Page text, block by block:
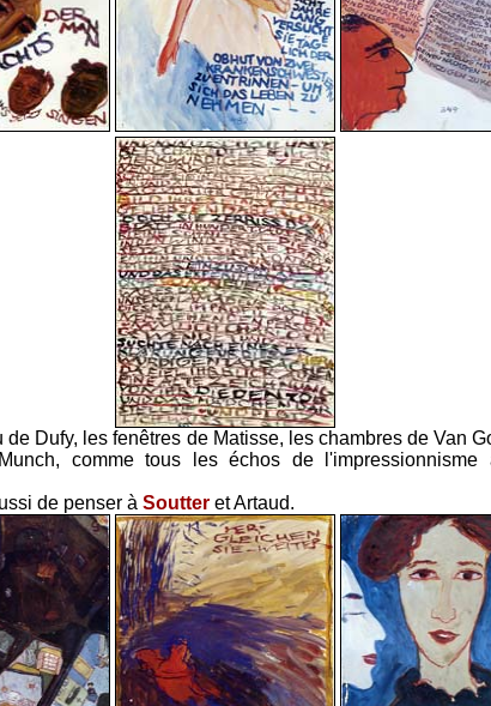
de Dufy, les fenêtres de Matisse, les chambres de Van
comme tous les échos de
de penser à Soutter et Artaud.